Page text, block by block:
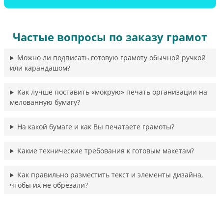
Частые вопросы по заказу грамот
Можно ли подписать готовую грамоту обычной ручкой
или карандашом?
Как лучше поставить «мокрую» печать организации на
мелованную бумагу?
На какой бумаге и как Вы печатаете грамоты?
Какие технические требования к готовым макетам?
Как правильно разместить текст и элементы дизайна,
чтобы их не обрезали?